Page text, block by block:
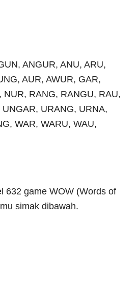
ANGUR, ANU, ARU,
AUR, AWUR, GAR,
NUR, RANG, RANGU, RAU,
URANG, URNA,
WAR, WARU, WAU,
632 game WOW (Words of
simak dibawah.